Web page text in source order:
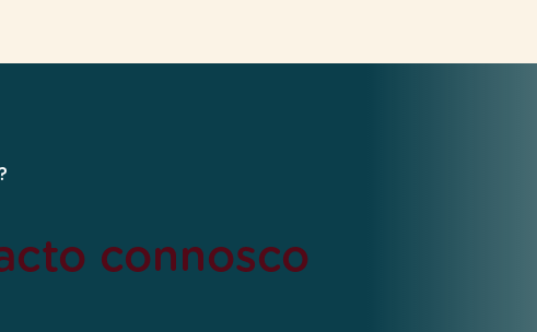
connosco